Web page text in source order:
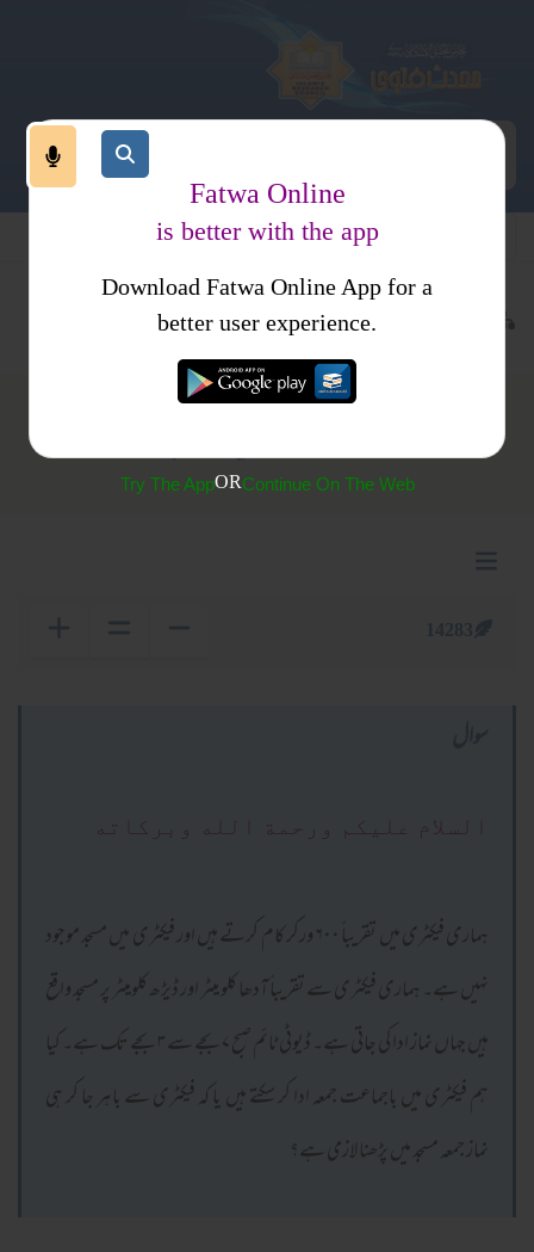
نماز جمعہ وعیدین کتب فتاوی
(179) فیکٹری میں جمعہ پڑھنا
السلام عليكم ورحمة الله وبركاته
ہماری فیکٹری میں تقریباً ۶۰۰ ورکر کام کرتے ہیں اور فیکٹری میں مسجد موجود
نہیں ہے۔ ہماری فیکٹری سے تقریباً آدھا کلو میٹر اور ڈیڑھ کلومیٹر پر مسجد واقع
ہیں جہاں نماز ادا کی جاتی ہے۔ ڈیوٹی ٹائم صبح ۷ بجے سے ۳ بجے تک ہے۔ کیا
ہم فیکٹری میں باجماعت جمعہ ادا کر سکتے ہیں یا کہ فیکٹری سے باہر جا کر ہی
نماز جمعہ مسجد میں پڑھنا لازمی ہے؟
Fatwa Online
is better with the app
Download Fatwa Online App for a
better user experience.
Try The AppORContinue On The Web